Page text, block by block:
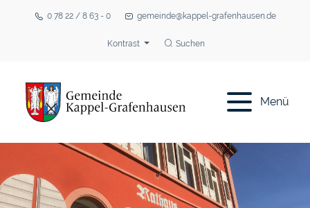
0 78 22 / 8 63 - 0 gemeinde@kappel-grafenhausen.de
Kontrast Suchen
Menü